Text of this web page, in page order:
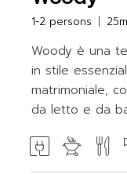
1-2 persons
Woody è una
in stile
matrimoniale,
da letto e da